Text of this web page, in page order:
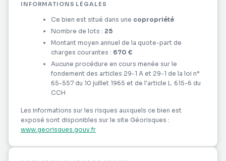
locatif !
questions et pour organiser une visite !
Le bien comprend 1 lot, et il est situé dans une
copropriété de 25 lots (les charges courantes
annuelles moyennes de copropriété sont de 670 €
l'objet d'une procédure citée à l'article L. 721-1 du
code de la construction et de l'habitation).
Les informations sur les risques auxquels ce bien
INFORMATIONS LÉGALES
Ce bien est situé dans une copropriété
Nombre de lots : 25
Montant moyen annuel de la quote-part de
charges courantes : 670 €
Aucune procédure en cours menée sur le
fondement des articles 29-1 A et 29-1 de la loi n°
65-557 du 10 juillet 1965 et de l'article L. 615-6 du
CCH
Les informations sur les risques auxquels ce bien est
exposé sont disponibles sur le site Géorisques :
www.georisques.gouv.fr